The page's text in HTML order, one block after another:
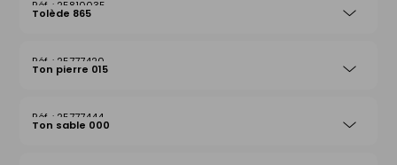
25810035
Tolède 865
25777420
Ton pierre 015
25777444
Ton sable 000